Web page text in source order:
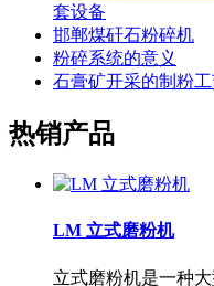
套设备
邯郸煤矸石粉碎机
粉碎系统的意义
石膏矿开采的制粉
热销产品
LM 立式磨粉机
立式磨粉机是一种